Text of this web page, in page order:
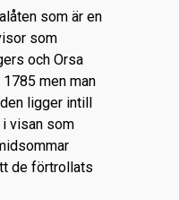
som är en
som
och Orsa
men man
ligger intill
visan som
de förtrollats